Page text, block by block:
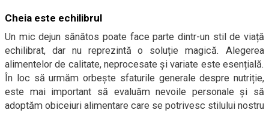
Cheia este echilibrul
Un mic dejun sănătos poate face parte dintr-un stil de viață
echilibrat, dar nu reprezintă o soluție magică. Alegerea
alimentelor de calitate, neprocesate și variate este esențială.
În loc să urmăm orbește sfaturile generale despre nutriție,
este mai important să evaluăm nevoile personale și să
adoptăm obiceiuri alimentare care se potrivesc stilului nostru